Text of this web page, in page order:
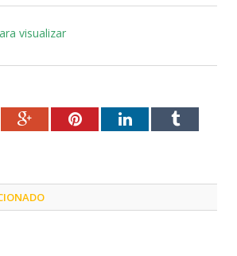
visualizar
Google+PinterestLinkedInTumblr